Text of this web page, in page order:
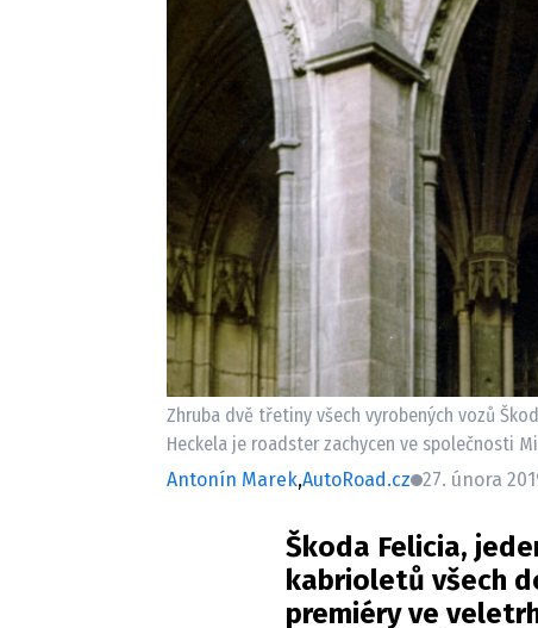
Zhruba dvě třetiny všech vyrobených vozů
Heckela je roadster zachycen ve společnosti
Antonín Marek,AutoRoad.cz 27. února
Škoda Felicia,
kabrioletů všech
premiéry ve